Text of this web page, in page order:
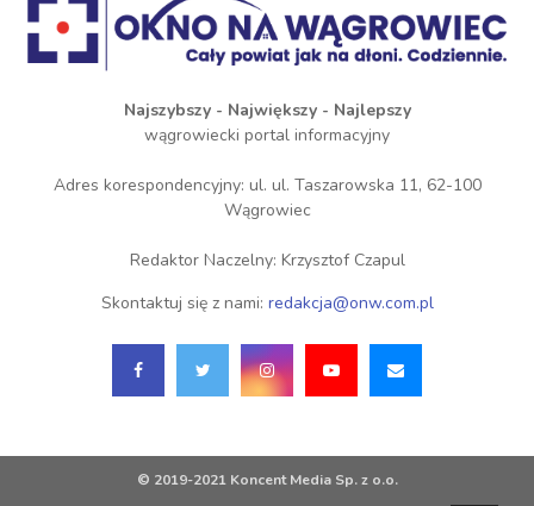
Najszybszy - Największy - Najlepszy
wągrowiecki portal informacyjny
Adres korespondencyjny: ul. ul. Taszarowska 11, 62-100
Wągrowiec
Redaktor Naczelny: Krzysztof Czapul
Skontaktuj się z nami: redakcja@onw.com.pl
© 2019-2021 Koncent Media Sp. z o.o.